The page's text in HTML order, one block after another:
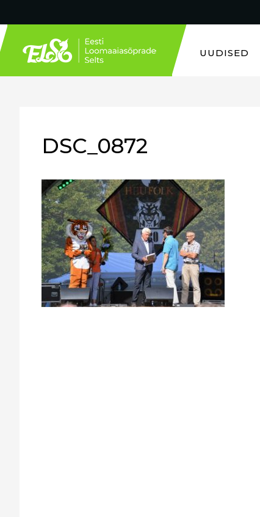
UUDISED
DSC_0872